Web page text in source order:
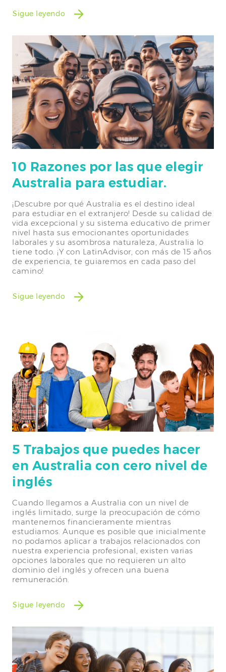
Sigue leyendo
10 Razones por las que elegir
Australia para estudiar.
¡Descubre por qué Australia es el destino ideal
para estudiar en el extranjero! Desde su calidad de
vida excepcional y su sistema educativo de primer
nivel hasta sus emocionantes oportunidades
laborales y su asombrosa naturaleza, Australia lo
tiene todo. ¡Y con LatinAdvisor, con más de 15 años
de experiencia, te guiaremos en cada paso del
camino!
Sigue leyendo
5 Trabajos que puedes hacer
en Australia con cero nivel de
inglés
Cuando llegamos a Australia con un nivel de
inglés limitado, surge la preocupación de cómo
mantenernos financieramente mientras
estudiamos. Aunque es posible que inicialmente
no podamos aplicar a trabajos relacionados con
nuestra experiencia profesional, existen varias
opciones laborales que no requieren un alto
dominio del inglés y ofrecen una buena
remuneración.
Sigue leyendo